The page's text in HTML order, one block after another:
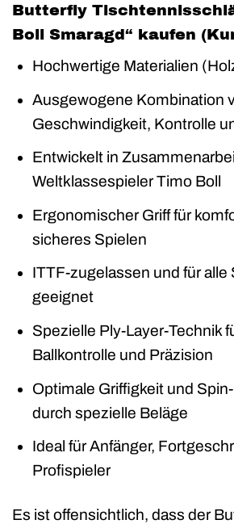
Butterfly
Boll Smaragd“ kaufen
Hochwertige Materialien
Ausgewogene Kombination
Geschwindigkeit, Kontrolle
Entwickelt in
Weltklassespieler Timo Boll
Ergonomischer Griff für
sicheres Spielen
ITTF-zugelassen und für alle
geeignet
Spezielle Ply-Layer-Technik
Ballkontrolle und Präzision
Optimale Griffigkeit und
durch spezielle Beläge
Ideal für Anfänger,
Profispieler
Es ist offensichtlich, dass der